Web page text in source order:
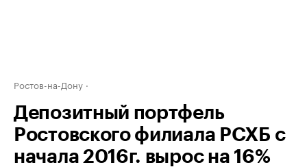
Ростов-на-Дону
Депозитный портфель
Ростовского филиала РСХБ с
начала 2016г. вырос на 16%